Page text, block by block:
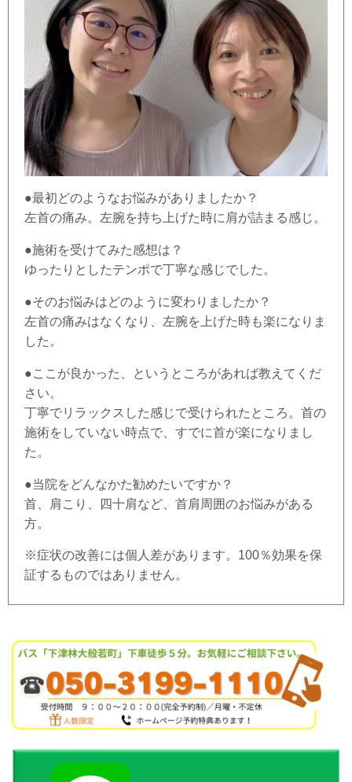
●最初どのようなお悩みがありましたか？
左首の痛み。左腕を持ち上げた時に肩が詰まる感じ。
●施術を受けてみた感想は？
ゆったりとしたテンポで丁寧な感じでした。
●そのお悩みはどのように変わりましたか？
左首の痛みはなくなり、左腕を上げた時も楽になりま
した。
●ここが良かった、というところがあれば教えてくだ
さい。
丁寧でリラックスした感じで受けられたところ。首の
施術をしていない時点で、すでに首が楽になりまし
た。
●当 院をどんなかた勧めたいですか？
首、肩こり、四十肩など、首肩周囲のお悩みがある
方。
※症状の改善には個人差があります。100％効果を保
証するものではありません。